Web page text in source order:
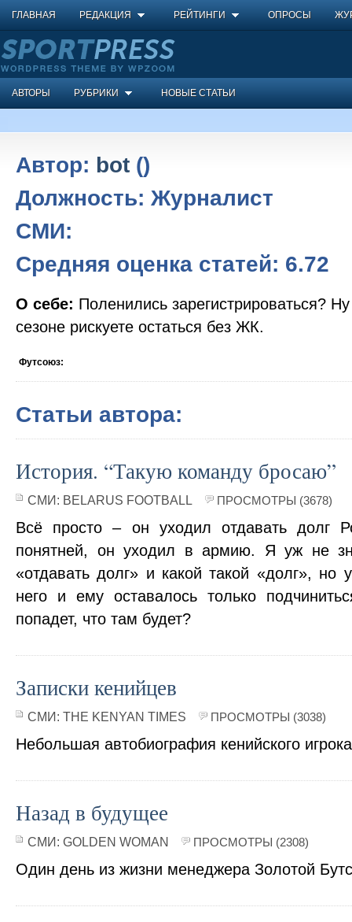
ГЛАВНАЯ РЕДАКЦИЯ РЕЙТИНГИ ОПРОСЫ
АВТОРЫ РУБРИКИ НОВЫЕ СТАТЬИ
Автор: bot ()
Должность: Журналист
СМИ:
Средняя оценка статей: 6.72
О себе: Поленились зарегистрироваться?
сезоне рискуете остаться без ЖК.
Футсоюз:
Статьи автора:
История. “Такую команду бросаю”
СМИ: BELARUS FOOTBALL ПРОСМОТРЫ (3678)
Всё просто – он уходил отдавать долг
понятней, он уходил в армию. Я уж не
«отдавать долг» и какой такой «долг»,
него и ему оставалось только
попадет, что там будет?
Записки кенийцев
СМИ: THE KENYAN TIMES ПРОСМОТРЫ (3038)
Небольшая автобиография кенийского
Назад в будущее
СМИ: GOLDEN WOMAN ПРОСМОТРЫ (2308)
Один день из жизни менеджера Золотой